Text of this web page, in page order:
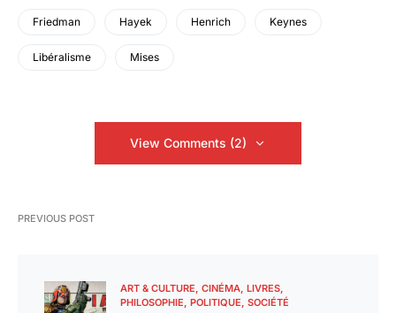
Friedman Hayek Henrich Keynes
Libéralisme Mises
View Comments (2)
PREVIOUS POST
ART & CULTURE CINÉMA LIVRES
PHILOSOPHIE POLITIQUE SOCIÉTÉ